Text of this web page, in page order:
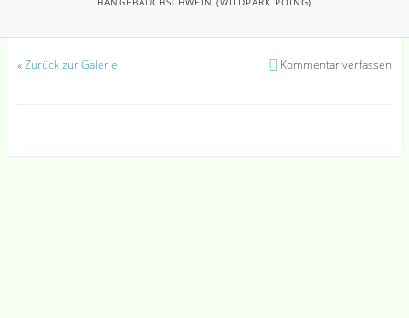
«Zurück zur Galerie Kommentar verfassen